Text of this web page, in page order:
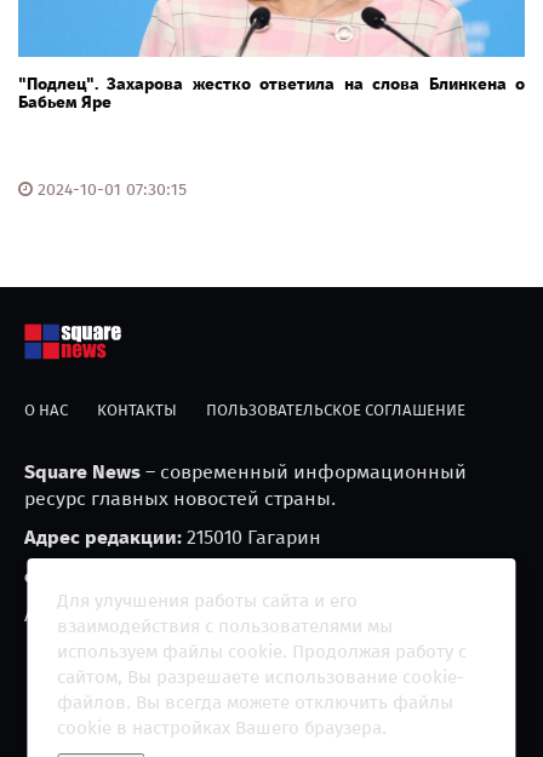
"Подлец". Захарова жестко ответила на слова Блинкена о
Бабьем Яре
2024-10-01 07:30:15
О НАС КОНТАКТЫ ПОЛЬЗОВАТЕЛЬСКОЕ СОГЛАШЕНИЕ
Square News – современный информационный
ресурс главных новостей страны.
Адрес редакции: 215010 Гагарин
e-mail:
Агрегатор новостей «Square news» (18+)
Copyright 2013 - © 2026 All rights reserved | Сетевое
Для улучшения работы сайта и его
взаимодействия с пользователями мы
используем файлы cookie. Продолжая работу с
сайтом, Вы разрешаете использование cookie-
файлов. Вы всегда можете отключить файлы
cookie в настройках Вашего браузера.